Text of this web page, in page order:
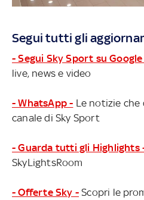
Segui tutti gli
- Segui Sky Sport su
live, news e video
- WhatsApp - Le notizie che
canale di Sky Sport
- Guarda tutti gli Highlights
SkyLightsRoom
- Offerte Sky - Scopri le